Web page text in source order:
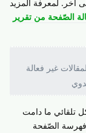
آخر. لمعرفة المزيد
الصّفحة من تقرير
غير فعالة
تلقائي ما دامت
الصّفحة